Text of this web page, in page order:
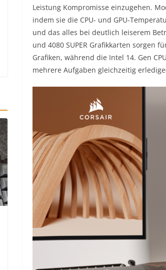
Leistung Kompromisse einzugehen.
indem sie die CPU- und GPU-
und das alles bei deutlich leiserem
und 4080 SUPER Grafikkarten sorgen
Grafiken, während die Intel 14. Gen
mehrere Aufgaben gleichzeitig